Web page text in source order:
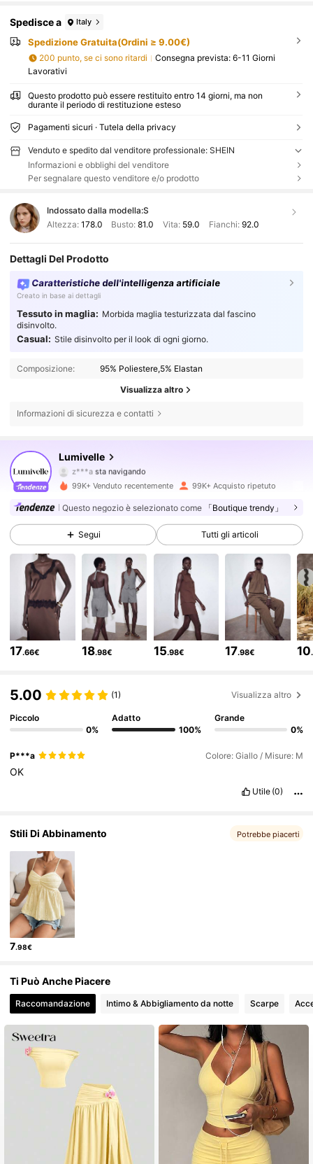
Spedisce a Italy
Spedizione Gratuita(Ordini ≥ 9.00€)
200 punto, se ci sono ritardi Consegna prevista: 6-11 Giorni
Lavorativi
Questo prodotto può essere restituito entro 14 giorni, ma non
durante il periodo di restituzione esteso
Pagamenti sicuri · Tutela della privacy
Venduto e spedito dal venditore professionale: SHEIN
Informazioni e obblighi del venditore
Per segnalare questo venditore e/o prodotto
Indossato dalla modella:S
Altezza: 178.0 Busto:81.0 Vita: 59.0 Fianchi: 92.0
Dettagli Del Prodotto
Caratteristiche dell'intelligenza artificiale
Creato in base ai dettagli
Tessuto in maglia: Morbida maglia testurizzata dal fascino
disinvolto.
Casual: Stile disinvolto per il look di ogni giorno.
Composizione: 95% Poliestere,5% Elastan
Visualizza altro
Informazioni di sicurezza e contatti
Lumivelle
213K Follower
z***asta navigando
4.77
213K Follower
4.77 213K Follower
4.77 213K Follower
213K Follower
213K Follower
99K+ Venduto recentemente 99K+ Acquisto ripetuto
Questo negozio è selezionato come 「Boutique trendy」
Segui Tutti gli articoli
17.66€ 18.98€ 15.98€ 17.98€ 10
5.00 (1) Visualizza altro
Piccolo
0%
Adatto
100%
Grande
0%
P***a Colore: Giallo / Misure: M
OK
Utile (0)
Stili Di Abbinamento Potrebbe piacerti
7.98€
Ti Può Anche Piacere
Raccomandazione Intimo & Abbigliamento da notte Scarpe